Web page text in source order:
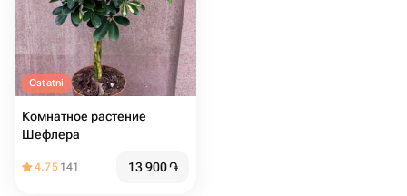
Ostatni
Комнатное растение
Шефлера
4.75 141 13 900֏